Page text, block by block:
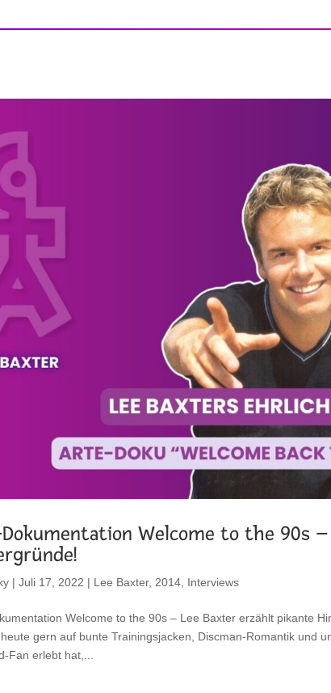
Welcome to the 90s
|Juli 17, 2022 | Lee Baxter, 2014 Interviews
Welcome to the 90s – Lee Baxter erzählt pikante
gern auf bunte Trainingsjacken, Discman-Romantik und
Fan erlebt hat,...